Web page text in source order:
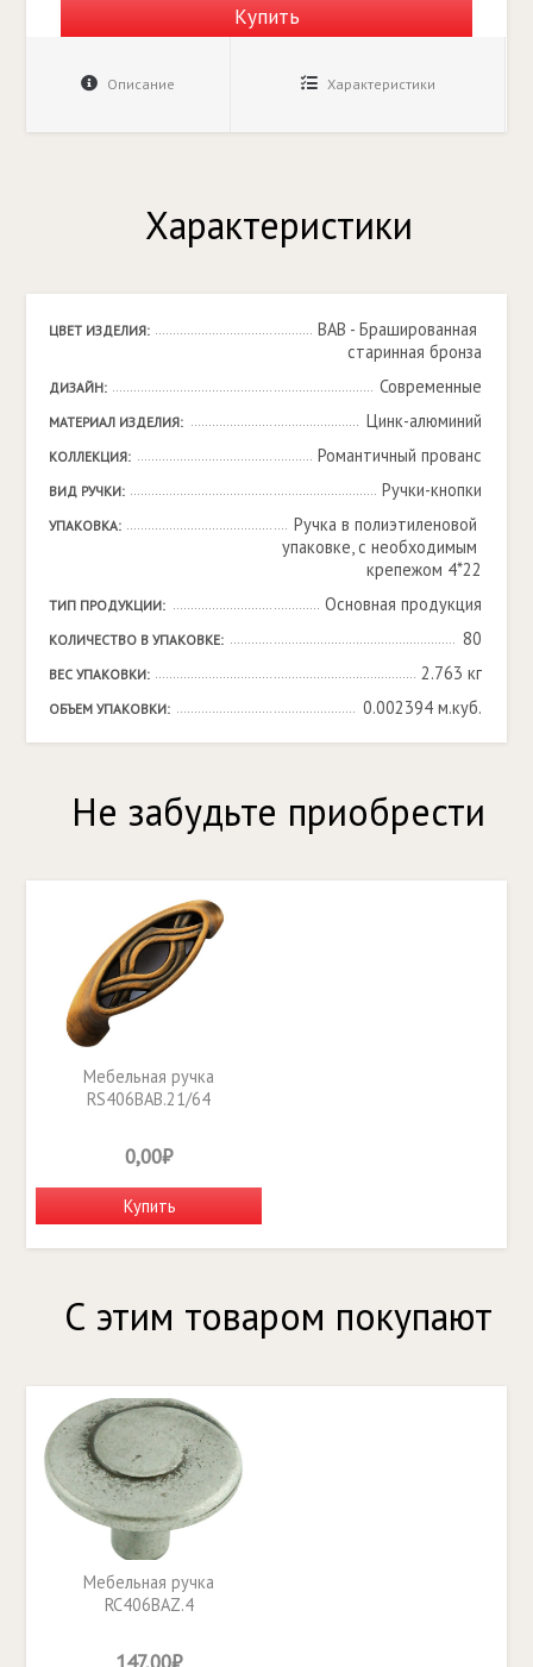
Купить
Описание Характеристики
Характеристики
ЦВЕТ ИЗДЕЛИЯ:
BAB - Брашированная
старинная бронза
ДИЗАЙН: Современные
МАТЕРИАЛ ИЗДЕЛИЯ: Цинк-алюминий
КОЛЛЕКЦИЯ: Романтичный прованс
ВИД РУЧКИ: Ручки-кнопки
УПАКОВКА:
Ручка в полиэтиленовой
упаковке, с необходимым
крепежом 4*22
ТИП ПРОДУКЦИИ: Основная продукция
КОЛИЧЕСТВО В УПАКОВКЕ: 80
ВЕС УПАКОВКИ: 2.763 кг
ОБЪЕМ УПАКОВКИ: 0.002394 м.куб.
Не забудьте приобрести
Мебельная ручка
RS406BAB.21/64
0,00₽
Купить
С этим товаром покупают
Мебельная ручка
RC406BAZ.4
147,00₽